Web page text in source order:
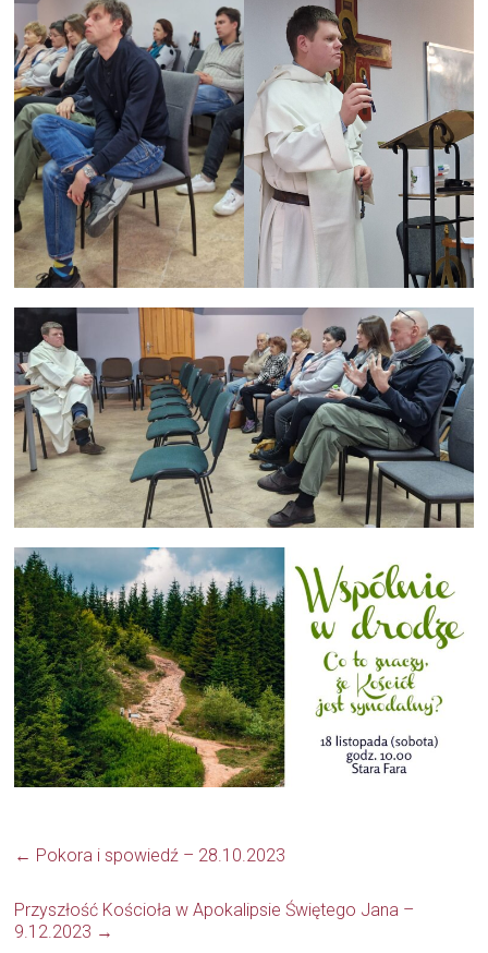
← Pokora i spowiedź – 28.10.2023
Przyszłość Kościoła w Apokalipsie Świętego Jana –
9.12.2023 →